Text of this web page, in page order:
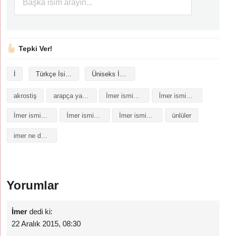
Tepki Ver!
Türkçe İsimler Üniseks İsimler
akrostiş arapça yazılışı
İmer isminin baş harfleriyle şiir İmer isminin kökeni İmer isminin numerolojisi ünlüler
Yorumlar
İmer dedi ki:
22 Aralık 2015, 08:30